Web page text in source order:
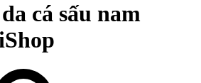
cá sấu nam